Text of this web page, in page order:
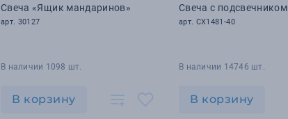
Свеча «Ящик мандаринов»
арт. 30127
В наличии 1098 шт.
В корзину
Свеча с подсвечником
арт. CX1481-40
В наличии 14746 шт.
В корзину